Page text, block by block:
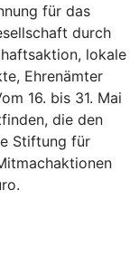
für das
durch
lokale
Ehrenämter
16. bis 31. Mai
die den
Stiftung für